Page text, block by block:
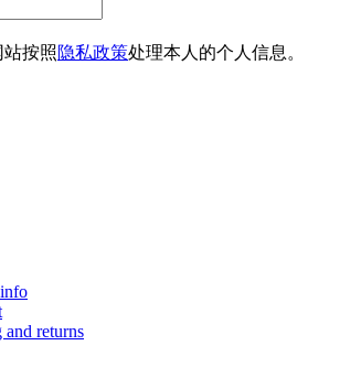
按照隐私政策处理本人的个人信息。
and returns